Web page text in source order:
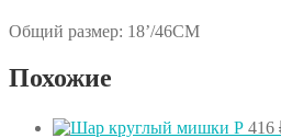
Общий размер: 18’/46СМ
Похожие
416